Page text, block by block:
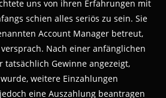
uns von ihren Erfahrungen mit
schien alles seriös zu sein. Sie
Account Manager betreut,
Nach einer anfänglichen
Gewinne angezeigt,
weitere Einzahlungen
eine Auszahlung beantragen